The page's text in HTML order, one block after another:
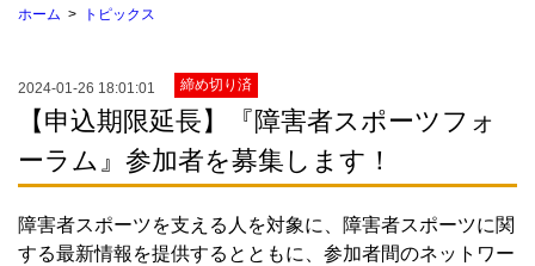
協
ホーム トピックス
2024-01-26 18:01:01 締め切り済
【申込期限延長】『障害者スポーツフォ
ーラム』参加者を募集します！
障害者スポーツを支える人を対象に、障害者スポーツに関
する最新情報を提供するとともに、参加者間のネットワー